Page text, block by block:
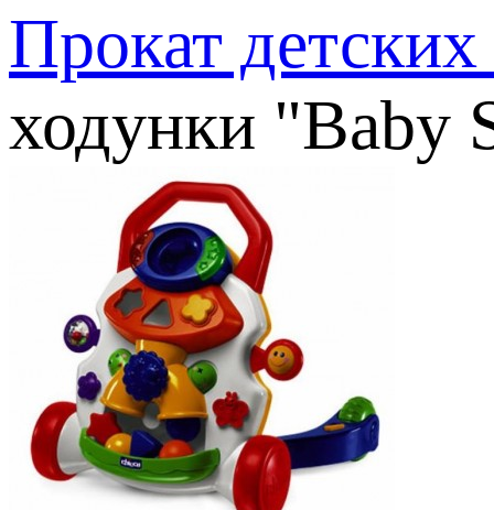
Прокат детских
ходунки "Baby